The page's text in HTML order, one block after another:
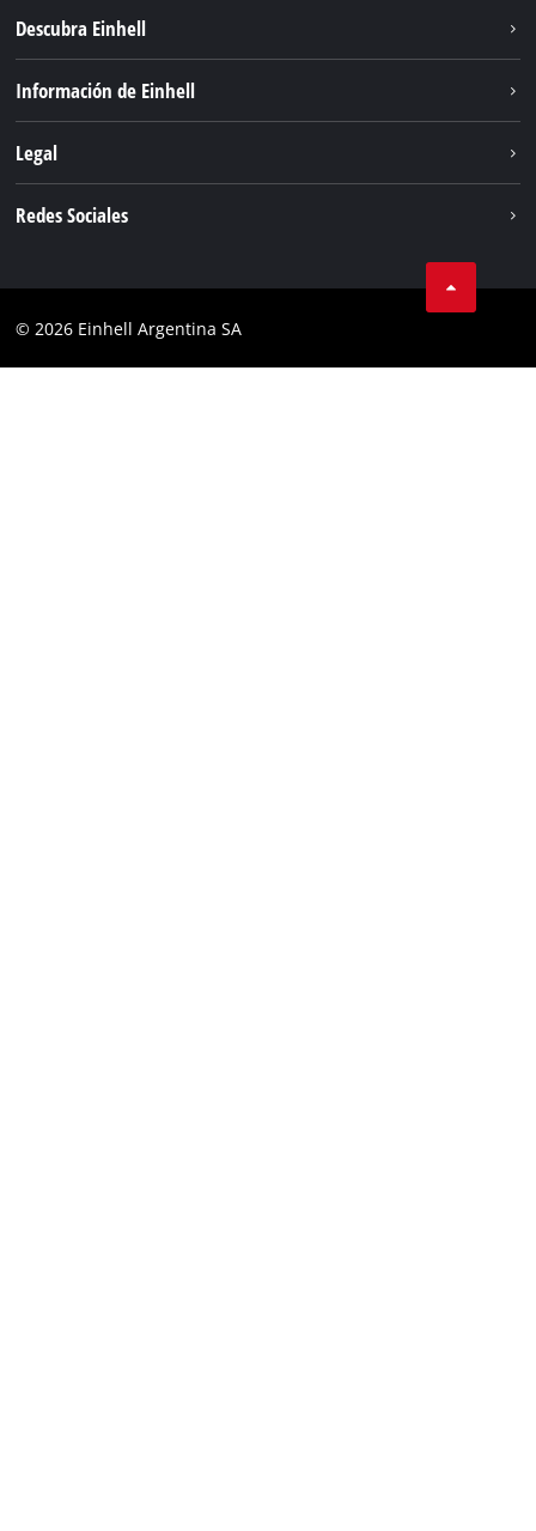
Descubra Einhell
Servicio
Información de Einhell
Einhell global
Legal
Cumplimiento
Redes Sociales
Instagram
© 2026 Einhell Argentina SA